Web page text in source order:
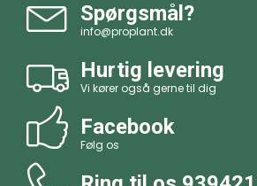
Spørgsmål?
info@proplant.dk
Hurtig levering
Vi kører også gerne til dig
Facebook
Følg os